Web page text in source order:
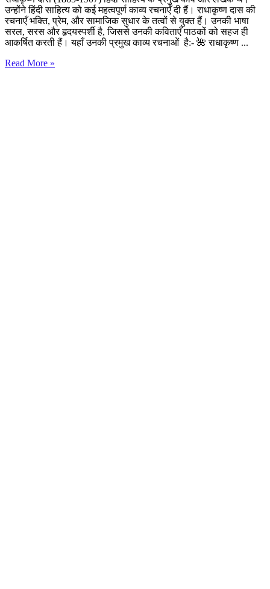
उन्होंने हिंदी साहित्य को कई महत्वपूर्ण काव्य रचनाएँ दी हैं। राधाकृष्ण दास की
रचनाएँ भक्ति, प्रेम, और सामाजिक सुधार के तत्वों से युक्त हैं। उनकी भाषा
सरल, सरस और हृदयस्पर्शी है, जिससे उनकी कविताएँ पाठकों को सहज ही
आकर्षित करती हैं। यहाँ उनकी प्रमुख काव्य रचनाओं है:- 🌺 राधाकृष्ण ...
Read More »